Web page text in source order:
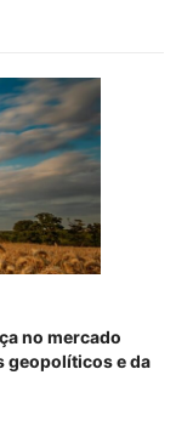
no mercado
geopolíticos e da